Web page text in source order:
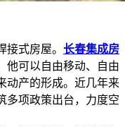
式房屋。 长春集成房
他可以自由移动、自由
动产的形成。近几年来
多项政策出台，力度空